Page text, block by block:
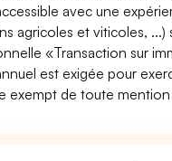
avec une
agricoles et viticoles, ...)
«Transaction sur
est exigée pour
exempt de toute